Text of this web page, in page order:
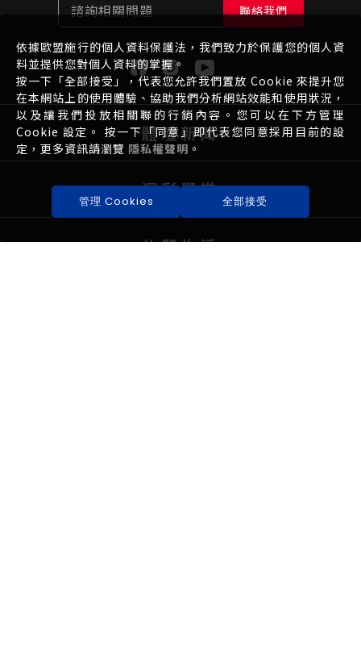
諮詢相關問題 聯絡我們
體壇新聞
運彩學堂
休閒生活
依據歐盟施行的個人資料保護法，我們致力於保護您的個人資
料並提供您對個人資料的掌握。
按一下「全部接受」，代表您允許我們置放 Cookie 來提升您
在本網站上的使用體驗、協助我們分析網站效能和使用狀況，
以及讓我們投放相關聯的行銷內容。您可以在下方管理
Cookie 設定。 按一下「同意」即代表您同意採用目前的設
定，更多資訊請瀏覽 隱私權聲明 。
管理 Cookies 全部接受